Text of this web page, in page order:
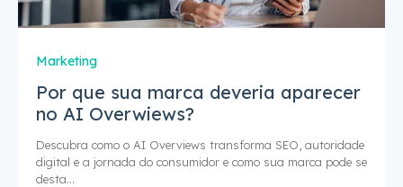
Marketing
Por que sua marca deveria aparecer
no AI Overwiews?
Descubra como o AI Overviews transforma SEO, autoridade
digital e a jornada do consumidor e como sua marca pode se
desta...